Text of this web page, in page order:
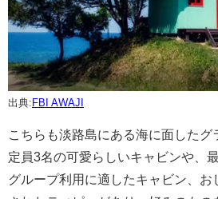
出典:FBI AWAJI
こちらも淡路島にある海に面したグ
定員3名の可愛らしいキャビンや、
グループ利用に適したキャビン、お